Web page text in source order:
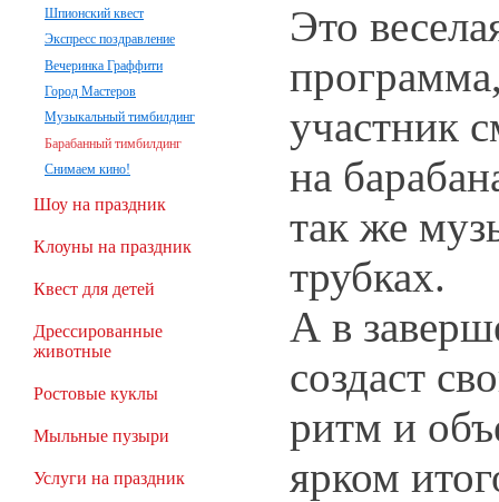
Это
участник
на
так же
трубках.
А в
создаст
ритм и
ярком
Шпионский квест
Экспресс поздравление
Вечеринка Граффити
Город Мастеров
Музыкальный тимбилдинг
Барабанный тимбилдинг
Снимаем кино!
Шоу на праздник
Клоуны на праздник
Квест для детей
Дрессированные
животные
Ростовые куклы
Мыльные пузыри
Услуги на праздник